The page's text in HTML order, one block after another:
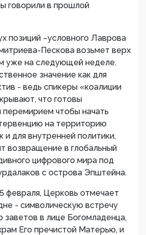
говорили в прошлой
позиций –условного Лаврова
Пескова возьмет верх
уже на следующей неделе.
значение как для
- ведь спикеры «коалиции
что готовы
перемирием чтобы начать
на территорию
и для внутренней политики,
возвращение в глобальный
цифрового мира под
с острова Эпштейна.
февраля, Церковь отмечает
- символическую встречу
заветов в лице Богомладенца,
Его пречистой Матерью, и